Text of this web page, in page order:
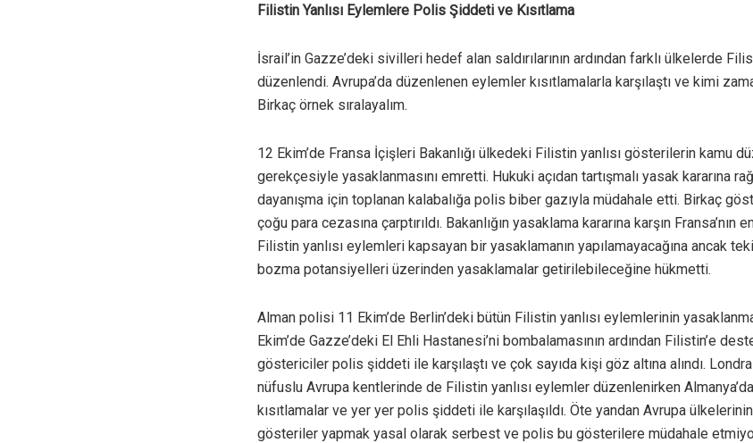
Filistin Yanlısı Eylemlere Polis Şiddeti ve Kısıtlama
İsrail’in Gazze’deki sivilleri hedef alan saldırılarının ardından farklı ülkelerde
düzenlendi. Avrupa’da düzenlenen eylemler kısıtlamalarla karşılaştı ve kimi
Birkaç örnek sıralayalım.
12 Ekim’de Fransa İçişleri Bakanlığı ülkedeki Filistin yanlısı gösterilerin kamu
gerekçesiyle yasaklanmasını emretti. Hukuki açıdan tartışmalı yasak kararına
dayanışma için toplanan kalabalığa polis biber gazıyla müdahale etti. Birkaç
çoğu para cezasına çarptırıldı. Bakanlığın yasaklama kararına karşın
Filistin yanlısı eylemleri kapsayan bir yasaklamanın yapılamayacağına ancak
bozma potansiyelleri üzerinden yasaklamalar getirilebileceğine hükmetti.
Alman polisi 11 Ekim’de Berlin’deki bütün Filistin yanlısı eylemlerinin
Ekim’de Gazze’deki El Ehli Hastanesi’ni bombalamasının ardından Filistin’e
göstericiler polis şiddeti ile karşılaştı ve çok sayıda kişi göz altına alındı.
nüfuslu Avrupa kentlerinde de Filistin yanlısı eylemler düzenlenirken
kısıtlamalar ve yer yer polis şiddeti ile karşılaşıldı. Öte yandan Avrupa
gösteriler yapmak yasal olarak serbest ve polis bu gösterilere müdahale